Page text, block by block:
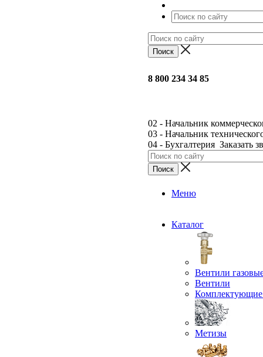
8 800 234 34 85
02 - Начальник
03 - Начальник
04 - Бухгалтерия Заказать
Меню
Каталог
Вентили
Вентили
Комплектующие
Метизы